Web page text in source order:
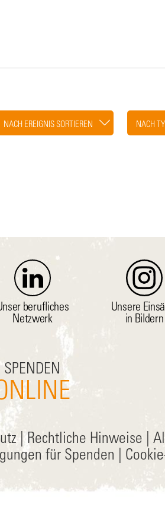
NACH EREIGNIS SORTIEREN NACH
berufliches
Netzwerk
Unsere
in Bildern
SPENDEN
|Rechtliche Hinweise
für Spenden